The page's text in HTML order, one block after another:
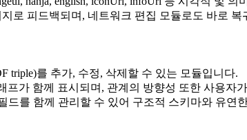
로 피드백되며, 네트워크 편집 모듈로도 바로 복
triple)를 추가, 수정, 삭제할 수 있는 모듈입니다.
프가 함께 표시되며, 관계의 방향성 또한 사용자
필드를 함께 관리할 수 있어 구조적 스키마와 유연